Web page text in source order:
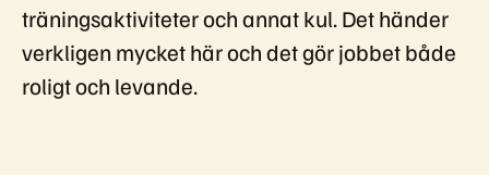
träningsaktiviteter och annat kul. Det händer
verkligen mycket här och det gör jobbet både
roligt och levande.